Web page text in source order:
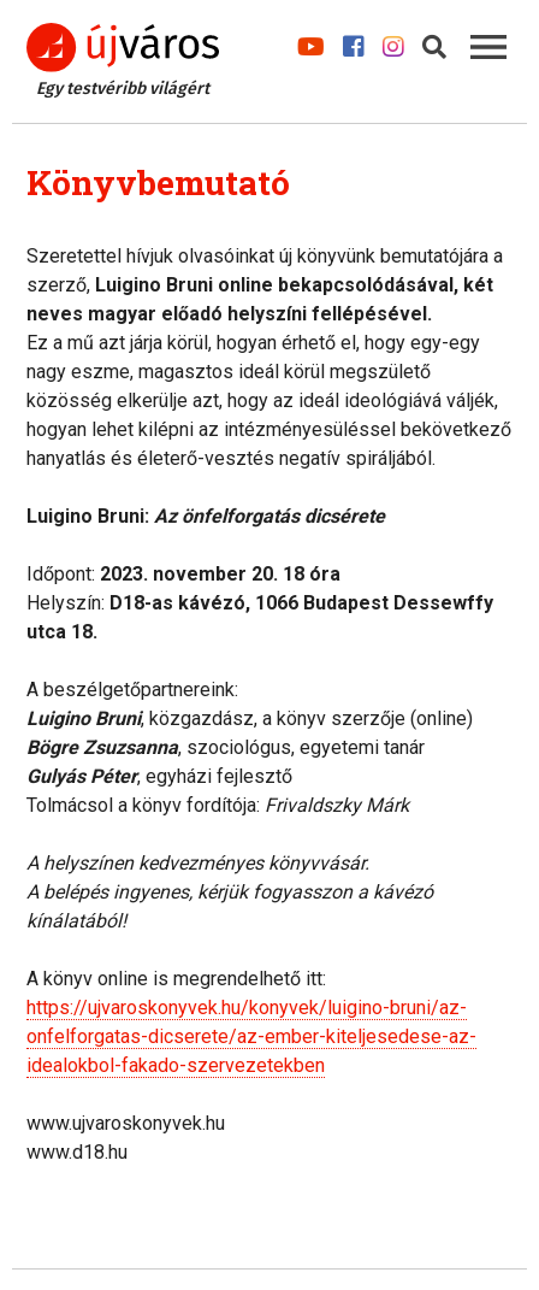
Egy testvéribb világért
Könyvbemutató
Szeretettel hívjuk olvasóinkat új könyvünk bemutatójára a
szerző, Luigino Bruni online bekapcsolódásával, két
neves magyar előadó helyszíni fellépésével.
Ez a mű azt járja körül, hogyan érhető el, hogy egy-egy
nagy eszme, magasztos ideál körül megszülető
közösség elkerülje azt, hogy az ideál ideológiává váljék,
hogyan lehet kilépni az intézményesüléssel bekövetkező
hanyatlás és életerő-vesztés negatív spiráljából.
Luigino Bruni: Az önfelforgatás dicsérete
Időpont: 2023. november 20. 18 óra
Helyszín: D18-as kávézó, 1066 Budapest Dessewffy
utca 18.
A beszélgetőpartnereink:
Luigino Bruni, közgazdász, a könyv szerzője (online)
Bögre Zsuzsanna, szociológus, egyetemi tanár
Gulyás Péter, egyházi fejlesztő
Tolmácsol a könyv fordítója: Frivaldszky Márk
A helyszínen kedvezményes könyvvásár.
A belépés ingyenes, kérjük fogyasszon a kávézó
kínálatából!
A könyv online is megrendelhető itt:
https://ujvaroskonyvek.hu/konyvek/luigino-bruni/az-
onfelforgatas-dicserete/az-ember-kiteljesedese-az-
idealokbol-fakado-szervezetekben
www.ujvaroskonyvek.hu
www.d18.hu